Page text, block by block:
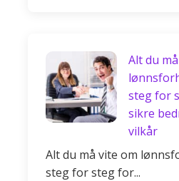
Alt du
steg for
sikre
vilkår
Alt du må vite om
steg for steg for...